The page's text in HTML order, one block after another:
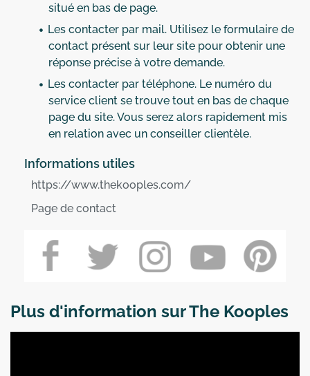
situé en bas de page.
Les contacter par mail. Utilisez le formulaire de
contact présent sur leur site pour obtenir une
réponse précise à votre demande.
Les contacter par téléphone. Le numéro du
service client se trouve tout en bas de chaque
page du site. Vous serez alors rapidement mis
en relation avec un conseiller clientèle.
Informations utiles
https://www.thekooples.com/
Page de contact
Plus d'information sur The Kooples